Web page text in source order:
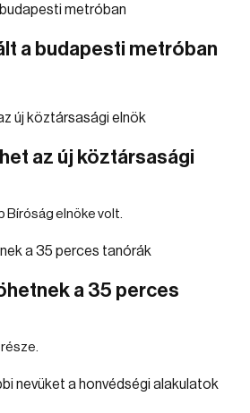
a budapesti metróban
az új köztársasági
Bíróság elnöke volt.
a 35 perces